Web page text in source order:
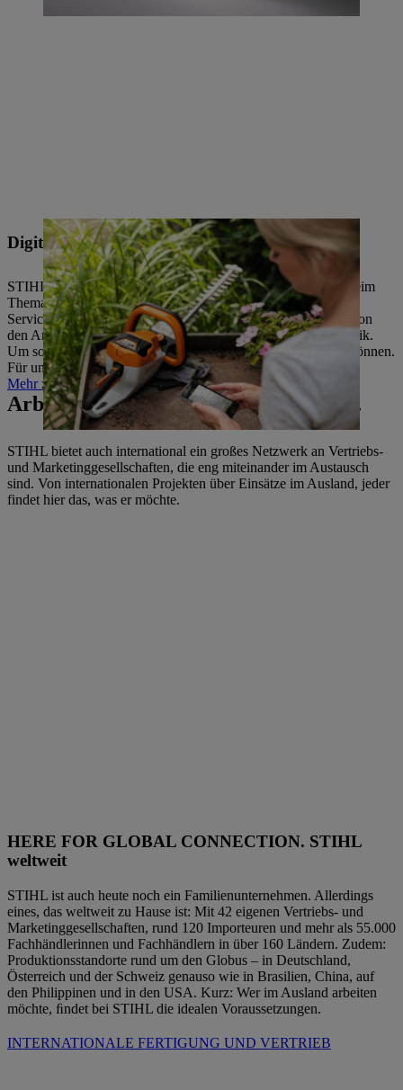
Digitalisierung
STIHL denkt und handelt nachhaltig – deshalb arbeiten wir beim
Thema Digitalisierung nicht nur an einzelnen Produkten und
Services, sondern auch an internen und externen Prozessen. Von
den Arbeitsmethoden bis zur kompletten Fertigung und Logistik.
Um so die neuen digitalen Möglichkeiten optimal nutzen zu können.
Für uns. Und zum Nutzen unserer Kundinnen und Kunden.
Mehr zu Digitalisierung
Arbeiten über Ländergrenzen hinweg.
STIHL bietet auch international ein großes Netzwerk an Vertriebs-
und Marketinggesellschaften, die eng miteinander im Austausch
sind. Von internationalen Projekten über Einsätze im Ausland, jeder
findet hier das, was er möchte.
HERE FOR GLOBAL CONNECTION. STIHL
weltweit
STIHL ist auch heute noch ein Familienunternehmen. Allerdings
eines, das weltweit zu Hause ist: Mit 42 eigenen Vertriebs- und
Marketinggesellschaften, rund 120 Importeuren und mehr als 55.000
Fachhändlerinnen und Fachhändlern in über 160 Ländern. Zudem:
Produktionsstandorte rund um den Globus – in Deutschland,
Österreich und der Schweiz genauso wie in Brasilien, China, auf
den Philippinen und in den USA. Kurz: Wer im Ausland arbeiten
möchte, ﬁndet bei STIHL die idealen Voraussetzungen.
INTERNATIONALE FERTIGUNG UND VERTRIEB